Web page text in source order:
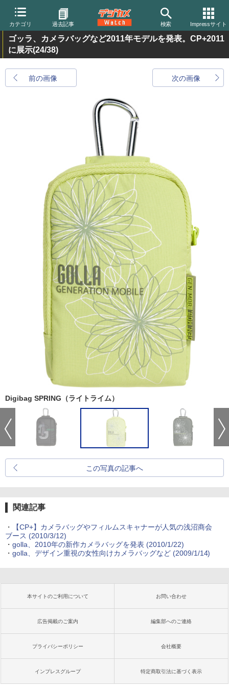
カテゴリ 過去記事 検索 Impressサイト
ゴッラ、カメラバッグなど2011年モデルを発表。CP+2011
に展示(24/38)
前の画像 次の画像
Digibag SPRING（ライトライム）
この写真の記事へ
関連記事
・
【CP+】カメラバッグやフィルムスキャナーが人気の浅沼商会
ブース (2010/3/12)
・ golla、2010年の新作カメラバッグを発表 (2010/1/22)
・ golla、デザイン重視の女性向けカメラバッグなど (2009/1/14)
本サイトのご利用について お問い合わせ
広告掲載のご案内 編集部へのご連絡
プライバシーポリシー 会社概要
インプレスグループ 特定商取引法に基づく表示